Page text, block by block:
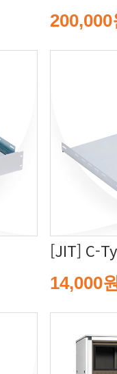
200,000
[JIT] C-
14,000